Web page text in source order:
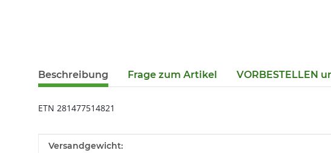
Beschreibung Frage zum Artikel VORBESTELLEN
ETN 281477514821
Produkteigenschaft
Wert
Versandgewicht: